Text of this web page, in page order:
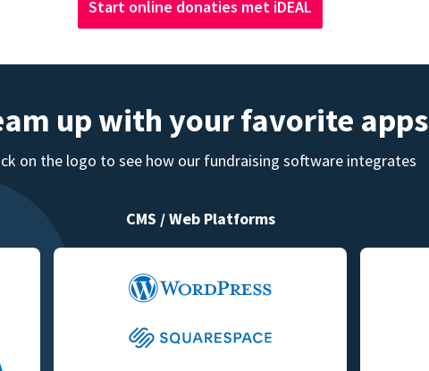
Start online donaties met iDEAL
up with your favorite apps
on the logo to see how our fundraising software integrates
CMS / Web Platforms